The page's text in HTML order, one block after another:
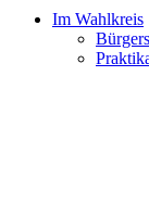
Im Wahlkreis